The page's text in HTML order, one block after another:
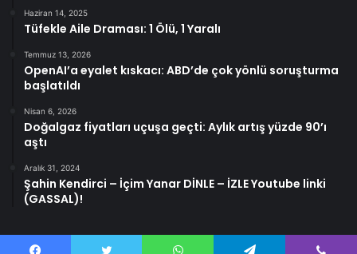
Haziran 14, 2025
Tüfekle Aile Draması: 1 Ölü, 1 Yaralı
Temmuz 13, 2026
OpenAI’a eyalet kıskacı: ABD’de çok yönlü soruşturma
başlatıldı
Nisan 6, 2026
Doğalgaz fiyatları uçuşa geçti: Aylık artış yüzde 90’ı
aştı
Aralık 31, 2024
Şahin Kendirci – İçim Yanar DİNLE – İZLE Youtube linki
(GASSAL)!